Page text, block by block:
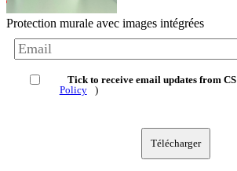
Protection murale avec images intégrées
Tick to receive email updates from CS
Policy
)
Télécharger